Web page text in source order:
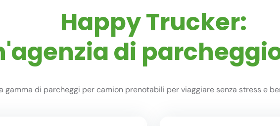
Happy Trucker:
di
gamma di parcheggi per camion prenotabili per viaggiare senza stress e